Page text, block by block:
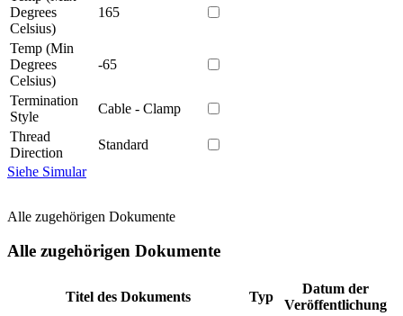
Degrees
Celsius)
165
Temp (Min
Degrees
Celsius)
-65
Termination
Style
Cable - Clamp
Thread
Direction
Standard
Siehe Simular
Alle zugehörigen Dokumente
Alle zugehörigen Dokumente
Titel des Dokuments Typ
Datum der
Veröffentlichung